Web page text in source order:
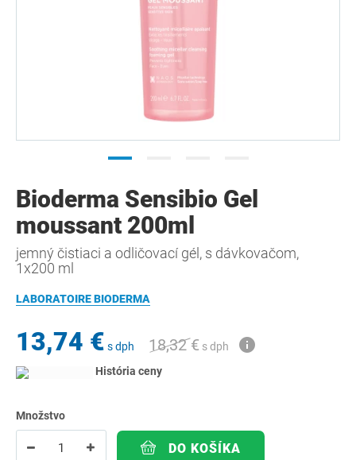
Bioderma Sensibio Gel
moussant 200ml
jemný čistiaci a odličovací gél, s dávkovačom,
1x200 ml
LABORATOIRE BIODERMA
13,74 € s dph 18,32 € s dph
História ceny
Množstvo
DO KOŠÍKA